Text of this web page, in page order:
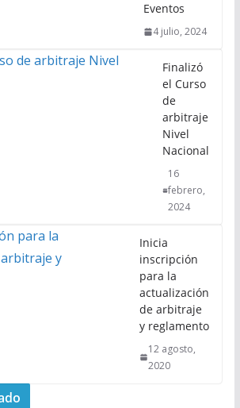
Eventos
4 julio, 2024
Finalizó
el Curso
de
arbitraje
Nivel
Nacional
16
febrero,
2024
Inicia
inscripción
para la
actualización
de arbitraje
y reglamento
12 agosto,
2020